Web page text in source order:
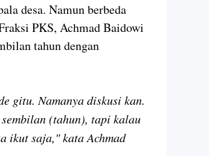
desa. Namun berbeda
PKS, Achmad Baidowi
tahun dengan
gitu. Namanya diskusi kan.
(tahun), tapi kalau
ikut saja," kata Achmad